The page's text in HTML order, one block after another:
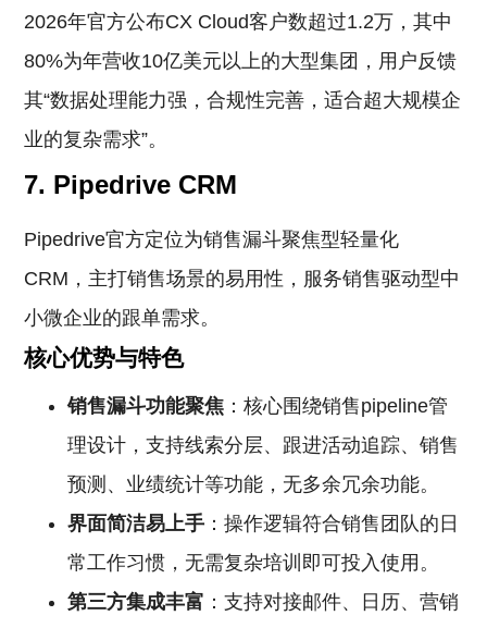
2026年官方公布CX Cloud客户数超过1.2万，其中
80%为年营收10亿美元以上的大型集团，用户反馈
其“数据处理能力强，合规性完善，适合超大规模企
业的复杂需求”。
7. Pipedrive CRM
Pipedrive官方定位为销售漏斗聚焦型轻量化
CRM，主打销售场景的易用性，服务销售驱动型中
小微企业的跟单需求。
核心优势与特色
销售漏斗功能聚焦 ：核心围绕销售pipeline管
理设计，支持线索分层、跟进活动追踪、销售
预测、业绩统计等功能，无多余冗余功能。
界面简洁易上手 ：操作逻辑符合销售团队的日
常工作习惯，无需复杂培训即可投入使用。
第三方集成丰富 ：支持对接邮件、日历、营销